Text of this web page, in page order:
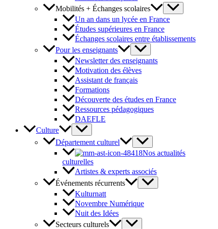
Mobilités + Échanges scolaires
Un an dans un lycée en France
Études supérieures en France
Échanges scolaires entre établissements
Pour les enseignants
Newsletter des enseignants
Motivation des élèves
Assistant de français
Formations
Découverte des études en France
Ressources pédagogiques
DAEFLE
Culture
Département culturel
Nos actualités
culturelles
Artistes & experts associés
Événements récurrents
Kulturnatt
Novembre Numérique
Nuit des Idées
Secteurs culturels